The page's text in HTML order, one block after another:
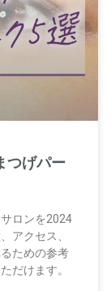
つげパー
ロンを2024
アクセス、
ための参考
だけます。